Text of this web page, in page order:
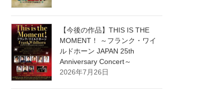
【今後の作品】THIS IS THE
MOMENT！ ～フランク・ワイ
ルドホーン JAPAN 25th
Anniversary Concert～
2026年7月26日